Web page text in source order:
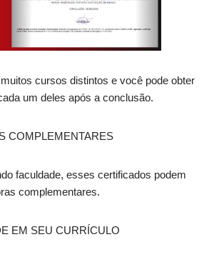
cursos distintos e você pode obter
um deles após a conclusão.
COMPLEMENTARES
faculdade, esses certificados podem
complementares.
EM SEU CURRÍCULO